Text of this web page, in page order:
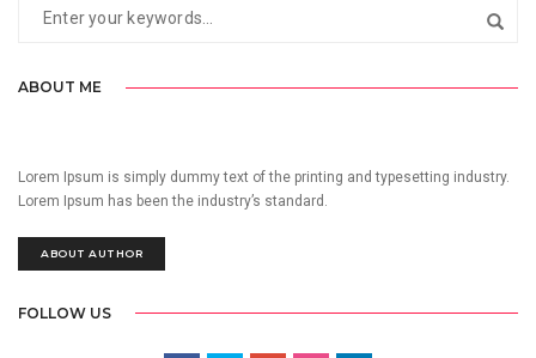
ABOUT ME
Lorem Ipsum is simply dummy text of the printing and typesetting industry.
Lorem Ipsum has been the industry’s standard.
ABOUT AUTHOR
FOLLOW US